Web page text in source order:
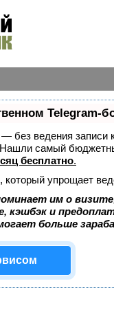
Telegram-
— без ведения
Нашли самый
бесплатно.
упрощает
им о
кэшбэк и
больше